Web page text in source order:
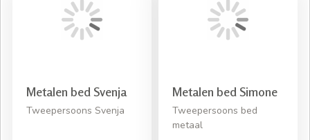
Metalen bed Svenja
Tweepersoons Svenja
Metalen bed Simone
Tweepersoons bed
metaal